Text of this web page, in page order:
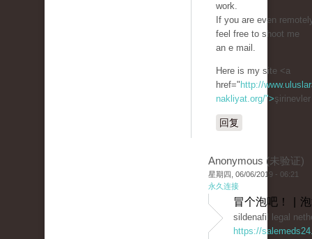
work.
If you are even
feel free to shoot me
an e mail.
Here is my site <a
href=" http://
nakliyat.org/">
回复
Anonymous (未验证)
星期四, 06/06/2019 - 06:21
永久连接
冒个泡吧！ |
sildenafil legal
https://